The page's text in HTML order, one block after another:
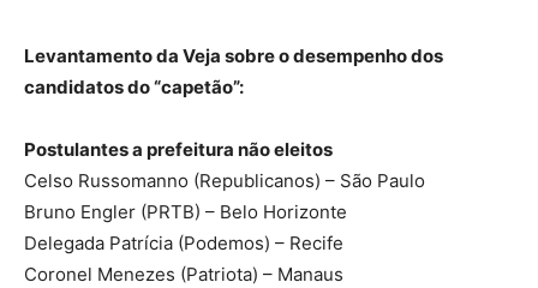
Levantamento da Veja sobre o desempenho dos
candidatos do “capetão”:
Postulantes a prefeitura não eleitos
Celso Russomanno (Republicanos) – São Paulo
Bruno Engler (PRTB) – Belo Horizonte
Delegada Patrícia (Podemos) – Recife
Coronel Menezes (Patriota) – Manaus